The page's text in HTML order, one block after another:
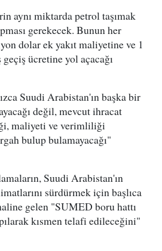
aynı miktarda petrol taşımak
gerekecek. Bunun her
dolar ek yakıt maliyetine ve 1
ücretine yol açacağı
Suudi Arabistan'ın başka bir
değil, mevcut ihracat
maliyeti ve verimliliği
bulup bulamayacağı"
Suudi Arabistan'ın
sürdürmek için başlıca
gelen "SUMED boru hattı
kısmen telafi edileceğini"